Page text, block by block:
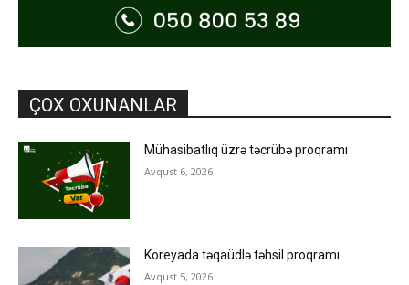
ÇOX OXUNANLAR
Mühasibatlıq üzrə təcrübə proqramı
Avqust 6, 2026
Koreyada təqaüdlə təhsil proqramı
Avqust 5, 2026